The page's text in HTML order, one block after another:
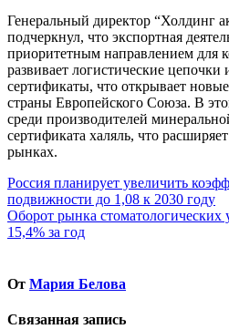
Генеральный директор “Холдинг
подчеркнул, что экспортная
приоритетным направлением для
развивает логистические
сертификаты, что открывает
страны Европейского Союза. В
среди производителей
сертификата халяль, что
рынках.
Навигация
по
записям
Россия планирует увеличить
подвижности до 1,08 к 2030 году
Оборот рынка стоматологических
15,4% за год
От Мария Белова
Связанная запись